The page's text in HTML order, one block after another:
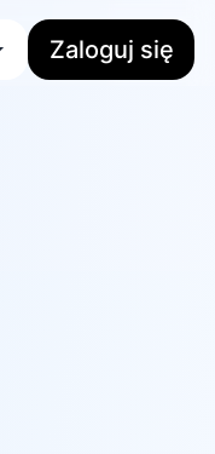
Zaloguj się